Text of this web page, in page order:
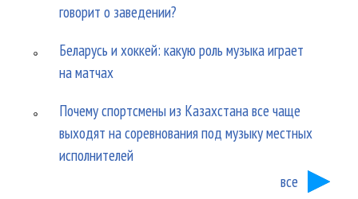
говорит о заведении?
Беларусь и хоккей: какую роль музыка играет
на матчах
Почему спортсмены из Казахстана все чаще
выходят на соревнования под музыку местных
исполнителей
все